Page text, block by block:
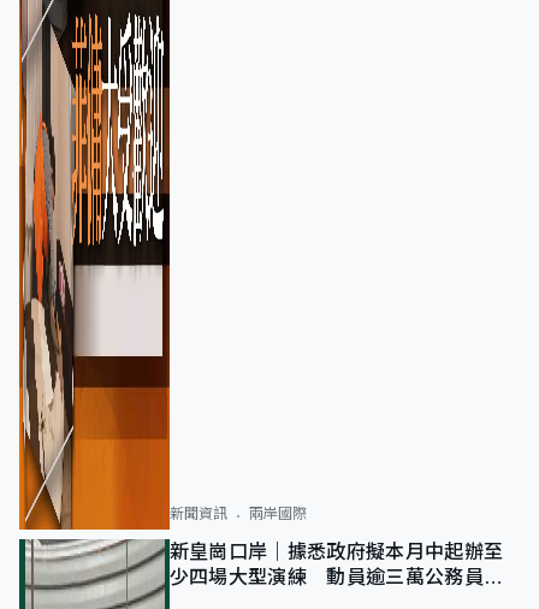
新聞資訊 兩岸國際
新皇崗口岸｜據悉政府擬本月中起辦至
少四場大型演練 動員逾三萬公務員人